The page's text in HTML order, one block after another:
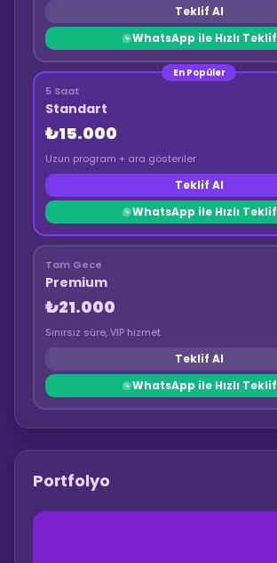
Teklif Al
WhatsApp ile Hızlı Teklif
En Popüler
5 Saat
Standart
₺15.000
Uzun program + ara gösteriler
Teklif Al
WhatsApp ile Hızlı Teklif
Tam Gece
Premium
₺21.000
Sınırsız süre, VIP hizmet
Teklif Al
WhatsApp ile Hızlı Teklif
Portfolyo